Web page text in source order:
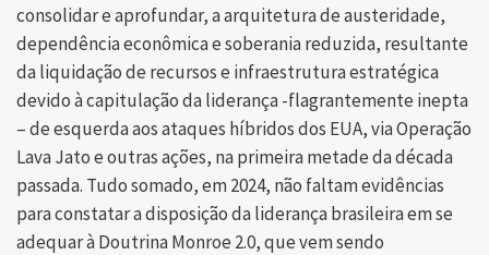
consolidar e aprofundar, a arquitetura de austeridade,
dependência econômica e soberania reduzida, resultante
da liquidação de recursos e infraestrutura estratégica
devido à capitulação da liderança -flagrantemente inepta
– de esquerda aos ataques híbridos dos EUA, via Operação
Lava Jato e outras ações, na primeira metade da década
passada. Tudo somado, em 2024, não faltam evidências
para constatar a disposição da liderança brasileira em se
adequar à Doutrina Monroe 2.0, que vem sendo